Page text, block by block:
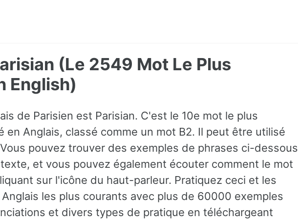
(Le 2549 Mot Le Plus
English)
de Parisien est Parisian. C'est le 10e mot le plus
en Anglais, classé comme un mot B2. Il peut être utilisé
pouvez trouver des exemples de phrases ci-dessous
et vous pouvez également écouter comment le mot
sur l'icône du haut-parleur. Pratiquez ceci et les
les plus courants avec plus de 60000 exemples
et divers types de pratique en téléchargeant